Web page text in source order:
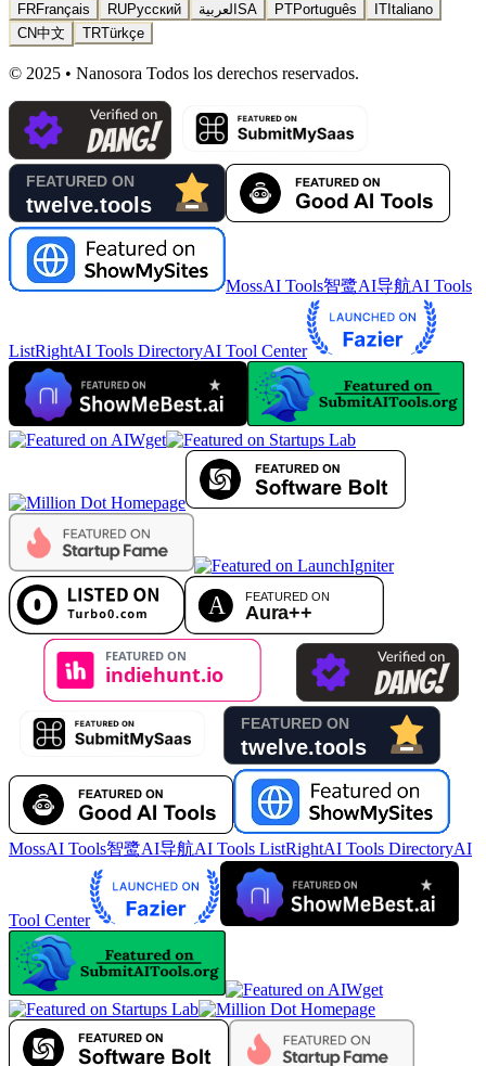
FRFrançais RUРусский SA العربية PTPortuguês IT Italiano
CN中文 TRTürkçe
© 2025 • Nanosora Todos los derechos reservados.
MossAI Tools智鹭AI导航AI Tools
ListRightAI Tools DirectoryAI Tool Center
MossAI Tools智鹭AI导航AI Tools ListRightAI Tools DirectoryAI
Tool Center